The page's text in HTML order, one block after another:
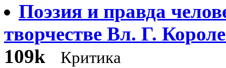
Поэзия и правда
творчестве Вл. Г.
109k
Критика